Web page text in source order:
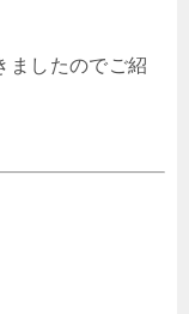
ましたのでご紹